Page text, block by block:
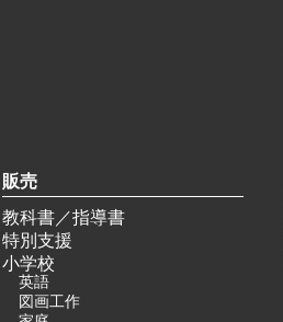
販売
教科書／指導書
特別支援
小学校
英語
図画工作